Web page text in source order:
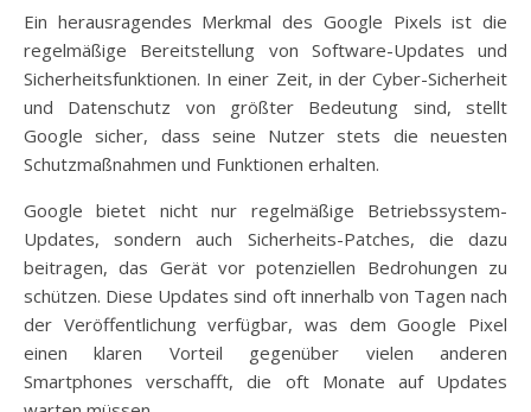
Ein herausragendes Merkmal des Google Pixels ist die
regelmäßige Bereitstellung von Software-Updates und
Sicherheitsfunktionen. In einer Zeit, in der Cyber-Sicherheit
und Datenschutz von größter Bedeutung sind, stellt
Google sicher, dass seine Nutzer stets die neuesten
Schutzmaßnahmen und Funktionen erhalten.
Google bietet nicht nur regelmäßige Betriebssystem-
Updates, sondern auch Sicherheits-Patches, die dazu
beitragen, das Gerät vor potenziellen Bedrohungen zu
schützen. Diese Updates sind oft innerhalb von Tagen nach
der Veröffentlichung verfügbar, was dem Google Pixel
einen klaren Vorteil gegenüber vielen anderen
Smartphones verschafft, die oft Monate auf Updates